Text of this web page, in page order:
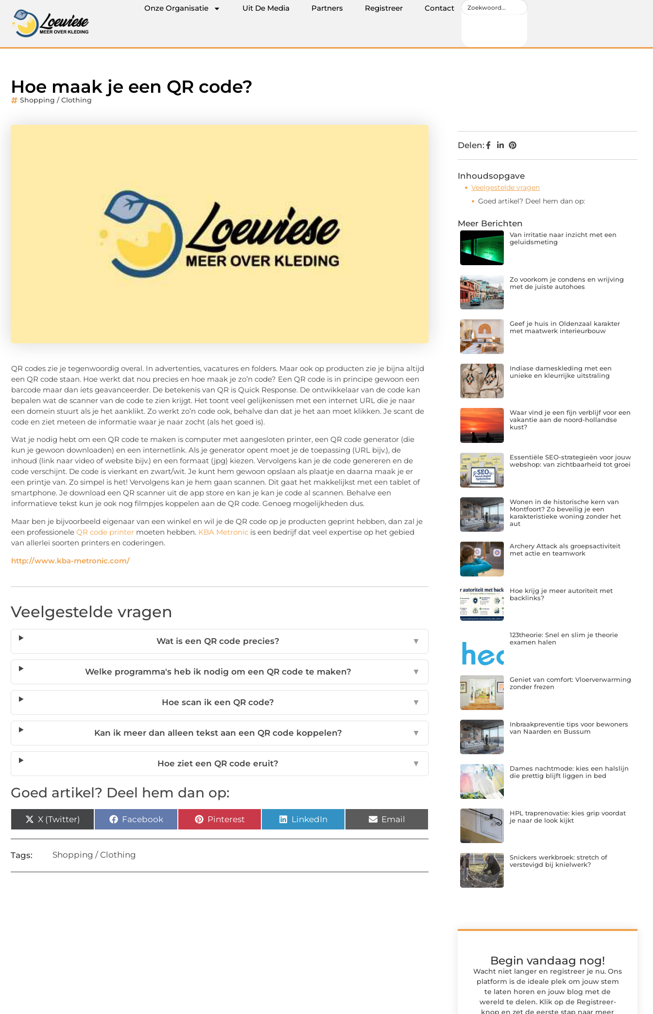
Onze Organisatie Uit De Media Partners Registreer Contact
Hoe maak je een QR code?
Shopping / Clothing
QR codes zie je tegenwoordig overal. In advertenties, vacatures en folders. Maar ook op producten zie je bijna altijd
een QR code staan. Hoe werkt dat nou precies en hoe maak je zo’n code? Een QR code is in principe gewoon een
barcode maar dan iets geavanceerder. De betekenis van QR is Quick Response. De ontwikkelaar van de code kan
bepalen wat de scanner van de code te zien krijgt. Het toont veel gelijkenissen met een internet URL die je naar
een domein stuurt als je het aanklikt. Zo werkt zo’n code ook, behalve dan dat je het aan moet klikken. Je scant de
code en ziet meteen de informatie waar je naar zocht (als het goed is).
Wat je nodig hebt om een QR code te maken is computer met aangesloten printer, een QR code generator (die
kun je gewoon downloaden) en een internetlink. Als je generator opent moet je de toepassing (URL bijv.), de
inhoud (link naar video of website bijv.) en een formaat (jpg) kiezen. Vervolgens kan je de code genereren en de
code verschijnt. De code is vierkant en zwart/wit. Je kunt hem gewoon opslaan als plaatje en daarna maak je er
een printje van. Zo simpel is het! Vervolgens kan je hem gaan scannen. Dit gaat het makkelijkst met een tablet of
smartphone. Je download een QR scanner uit de app store en kan je kan je code al scannen. Behalve een
informatieve tekst kun je ook nog filmpjes koppelen aan de QR code. Genoeg mogelijkheden dus.
Maar ben je bijvoorbeeld eigenaar van een winkel en wil je de QR code op je producten geprint hebben, dan zal je
een professionele QR code printer moeten hebben. KBA Metronic is een bedrijf dat veel expertise op het gebied
van allerlei soorten printers en coderingen.
http://www.kba-metronic.com/
Veelgestelde vragen
Wat is een QR code precies? ▼
Welke programma's heb ik nodig om een QR code te maken? ▼
Hoe scan ik een QR code? ▼
Kan ik meer dan alleen tekst aan een QR code koppelen? ▼
Hoe ziet een QR code eruit? ▼
Goed artikel? Deel hem dan op:
X (Twitter) Facebook Pinterest LinkedIn Email
Tags: Shopping / Clothing
Delen:
Inhoudsopgave
Veelgestelde vragen
Goed artikel? Deel hem dan op:
Meer Berichten
Van irritatie naar inzicht met een
geluidsmeting
Zo voorkom je condens en wrijving
met de juiste autohoes
Geef je huis in Oldenzaal karakter
met maatwerk interieurbouw
Indiase dameskleding met een
unieke en kleurrijke uitstraling
Waar vind je een fijn verblijf voor een
vakantie aan de noord-hollandse
kust?
Essentiële SEO-strategieën voor jouw
webshop: van zichtbaarheid tot groei
Wonen in de historische kern van
Montfoort? Zo beveilig je een
karakteristieke woning zonder het
aut
Archery Attack als groepsactiviteit
met actie en teamwork
Hoe krijg je meer autoriteit met
backlinks?
123theorie: Snel en slim je theorie
examen halen
Geniet van comfort: Vloerverwarming
zonder frezen
Inbraakpreventie tips voor bewoners
van Naarden en Bussum
Dames nachtmode: kies een halslijn
die prettig blijft liggen in bed
HPL traprenovatie: kies grip voordat
je naar de look kijkt
Snickers werkbroek: stretch of
verstevigd bij knielwerk?
Begin vandaag nog!
Wacht niet langer en registreer je nu. Ons
platform is de ideale plek om jouw stem
te laten horen en jouw blog met de
wereld te delen. Klik op de Registreer-
knop en zet de eerste stap naar meer